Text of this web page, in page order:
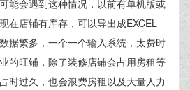
能会遇到这种情况，以前有单机版或
在店铺有库存，可以导出成EXCEL
据繁多，一个一个输入系统，太费时
的旺铺，除了装修店铺会占用房租等
时过久，也会浪费房租以及大量人力